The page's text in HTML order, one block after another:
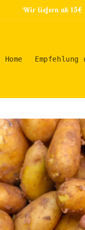
Wir liefern ab 15€
Home Empfehlung